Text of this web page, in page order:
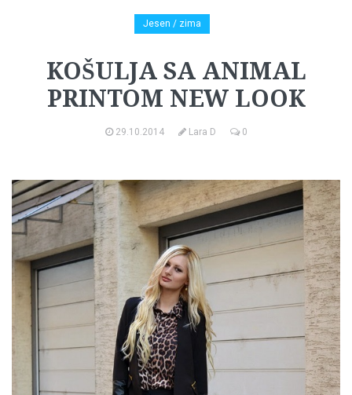
Jesen / zima
KOŠULJA SA ANIMAL
PRINTOM NEW LOOK
29.10.2014 Lara D 0